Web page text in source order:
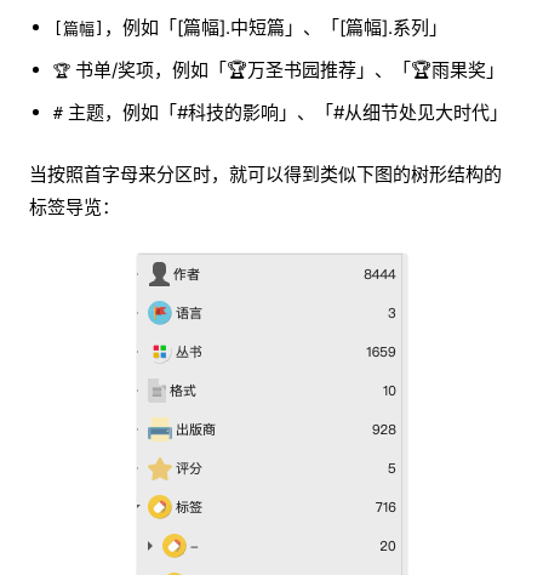
[篇幅] ，例如「[篇幅].中短篇」、「[篇幅].系列」
🏆 书单/奖项，例如「🏆万圣书园推荐」、「🏆雨果奖」
# 主题，例如「#科技的影响」、「#从细节处见大时代」
当按照首字母来分区时，就可以得到类似下图的树形结构的
标签导览：